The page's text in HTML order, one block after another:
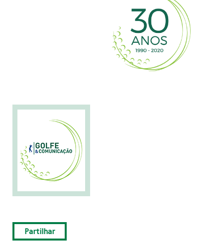
Partilhar